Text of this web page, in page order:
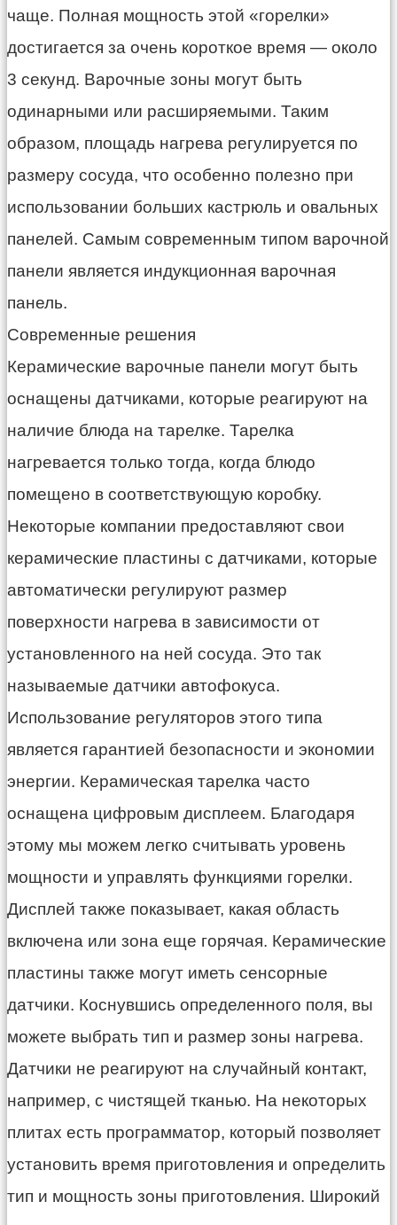
чаще. Полная мощность этой «горелки»
достигается за очень короткое время — около
3 секунд. Варочные зоны могут быть
одинарными или расширяемыми. Таким
образом, площадь нагрева регулируется по
размеру сосуда, что особенно полезно при
использовании больших кастрюль и овальных
панелей. Самым современным типом варочной
панели является индукционная варочная
панель.
Современные решения
Керамические варочные панели могут быть
оснащены датчиками, которые реагируют на
наличие блюда на тарелке. Тарелка
нагревается только тогда, когда блюдо
помещено в соответствующую коробку.
Некоторые компании предоставляют свои
керамические пластины с датчиками, которые
автоматически регулируют размер
поверхности нагрева в зависимости от
установленного на ней сосуда. Это так
называемые датчики автофокуса.
Использование регуляторов этого типа
является гарантией безопасности и экономии
энергии. Керамическая тарелка часто
оснащена цифровым дисплеем. Благодаря
этому мы можем легко считывать уровень
мощности и управлять функциями горелки.
Дисплей также показывает, какая область
включена или зона еще горячая. Керамические
пластины также могут иметь сенсорные
датчики. Коснувшись определенного поля, вы
можете выбрать тип и размер зоны нагрева.
Датчики не реагируют на случайный контакт,
например, с чистящей тканью. На некоторых
плитах есть программатор, который позволяет
установить время приготовления и определить
тип и мощность зоны приготовления. Широкий